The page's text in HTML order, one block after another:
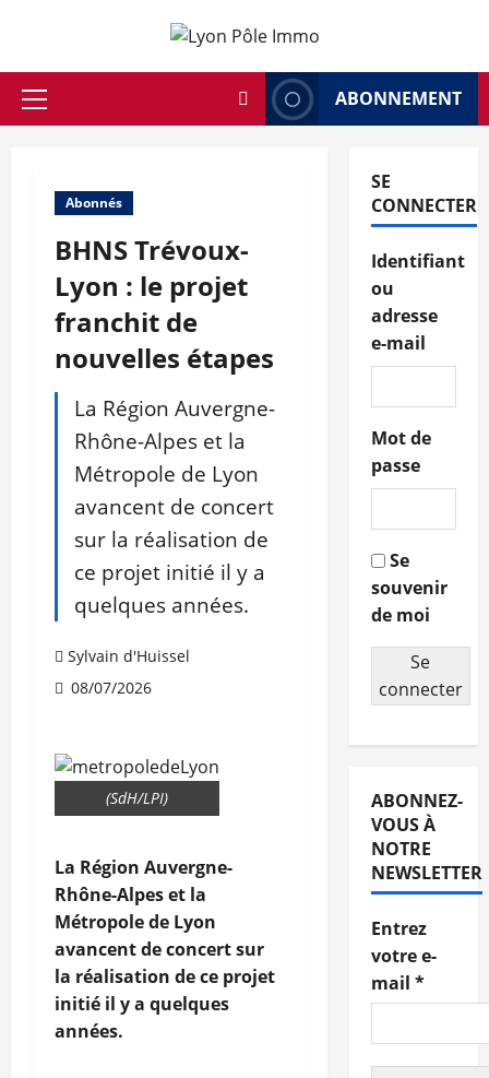
contenu
Menu
ABONNEMENT
Abonnés
BHNS Trévoux-
Lyon : le projet
franchit de
nouvelles étapes
La Région Auvergne-
Rhône-Alpes et la
Métropole de Lyon
avancent de concert
sur la réalisation de
ce projet initié il y a
quelques années.
Sylvain d'Huissel
08/07/2026
(SdH/LPI)
La Région Auvergne-
Rhône-Alpes et la
Métropole de Lyon
avancent de concert sur
la réalisation de ce projet
initié il y a quelques
années.
SE
CONNECTER
Identifiant
ou
adresse
e-mail
Mot de
passe
Se
souvenir
de moi
Se
connecter
ABONNEZ-
VOUS À
NOTRE
NEWSLETTER
Entrez
votre e-
mail *